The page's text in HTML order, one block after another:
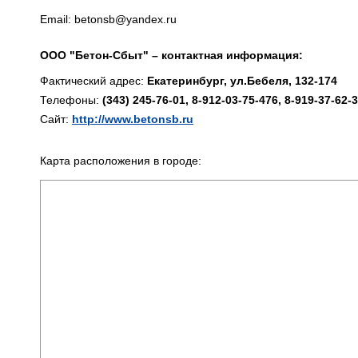
Email: betonsb@yandex.ru
ООО "Бетон-Сбыт" – контактная информация:
Фактический адрес: Екатеринбург, ул.Бебеля, 132-174
Телефоны: (343) 245-76-01, 8-912-03-75-476, 8-919-37-62-
Сайт: http://www.betonsb.ru
Карта расположения в городе: